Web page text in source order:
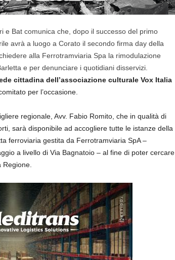
e Bat comunica che, dopo il successo del primo
avrà a luogo a Corato il secondo firma day della
alla Ferrotramviaria Spa la rimodulazione
e per denunciare i quotidiani disservizi.
cittadina dell’associazione culturale Vox Italia
per l’occasione.
regionale, Avv. Fabio Romito, che in qualità di
sarà disponibile ad accogliere tutte le istanze della
ferroviaria gestita da Ferrotramviaria SpA –
a livello di Via Bagnatoio – al fine di poter cercare